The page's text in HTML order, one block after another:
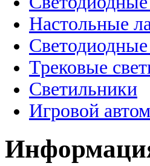
Настольные
Трековые
Светильники
Игровой